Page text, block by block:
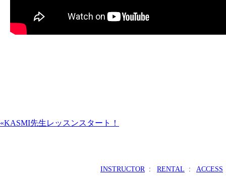
«KASMI先生レッスンスタート！
INSTRUCTOR: RENTAL : ACCESS